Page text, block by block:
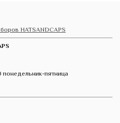
понедельник-пятница